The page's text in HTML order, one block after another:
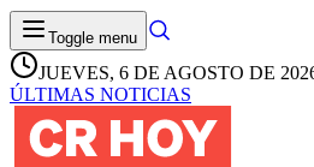
Toggle menu
JUEVES, 6 DE AGOSTO DE
ÚLTIMAS NOTICIAS